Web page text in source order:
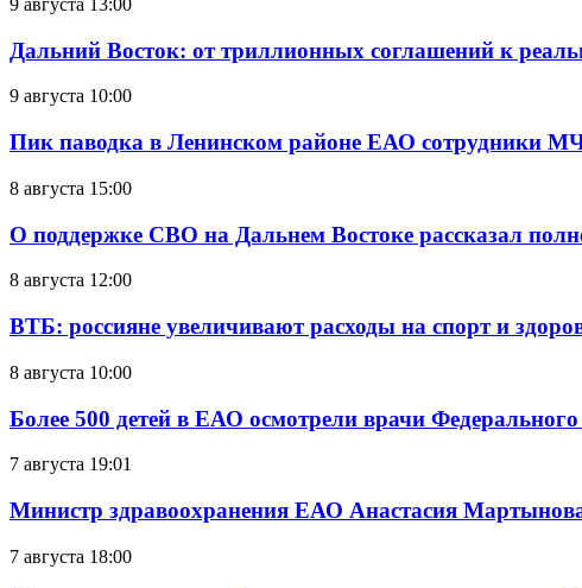
9 августа 13:00
Дальний Восток: от триллионных соглашений к
9 августа 10:00
Пик паводка в Ленинском районе ЕАО сотрудники
8 августа 15:00
О поддержке СВО на Дальнем Востоке рассказал
8 августа 12:00
ВТБ: россияне увеличивают расходы на спорт и
8 августа 10:00
Более 500 детей в ЕАО осмотрели врачи
7 августа 19:01
Министр здравоохранения ЕАО Анастасия
7 августа 18:00